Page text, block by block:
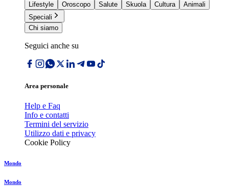
Lifestyle
Oroscopo Salute Skuola Cultura
Animali
Speciali
Chi siamo
Seguici anche su
Area personale
Help e Faq
Info e contatti
Termini del servizio
Utilizzo dati e privacy
Cookie Policy
Mondo
Mondo